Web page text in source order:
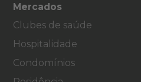
Mercados
Clubes de saúde
Hospitalidade
Condomínios